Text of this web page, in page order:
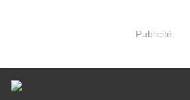
Publicité